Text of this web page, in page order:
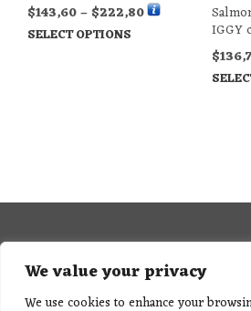
We value your privacy
We use cookies to enhance your
$143,60– $222,80
SELECT OPTIONS
IGGY
$